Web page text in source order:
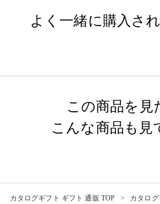
よく一緒に購入さ
この商品を見
こんな商品も見
カタログギフト ギフト 通販 TOP カタログ